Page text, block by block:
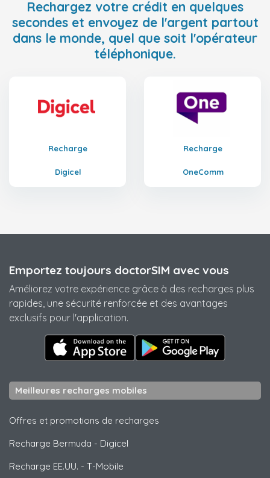
Rechargez votre crédit en quelques
secondes et envoyez de l'argent partout
dans le monde, quel que soit l'opérateur
téléphonique.
Recharge
Digicel
Recharge
OneComm
Emportez toujours doctorSIM avec vous
Améliorez votre expérience grâce à des recharges plus
rapides, une sécurité renforcée et des avantages
exclusifs pour l'application.
Meilleures recharges mobiles
Offres et promotions de recharges
Recharge Bermuda - Digicel
Recharge EE.UU. - T-Mobile